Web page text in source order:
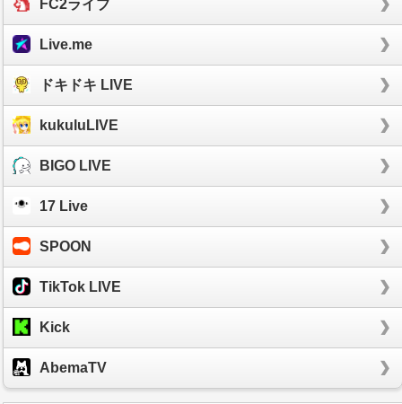
FC2ライブ
Live.me
ドキドキ LIVE
kukuluLIVE
BIGO LIVE
17 Live
SPOON
TikTok LIVE
Kick
AbemaTV